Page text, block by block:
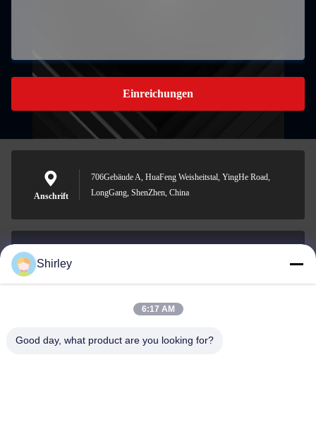
Einreichungen
Anschrift
706Gebäude A, HuaFeng Weisheitstal, YingHe Road,
LongGang, ShenZhen, China
E-Mail-Adresse
0086-18148506772
Shirley
6:17 AM
Good day, what product are you looking for?